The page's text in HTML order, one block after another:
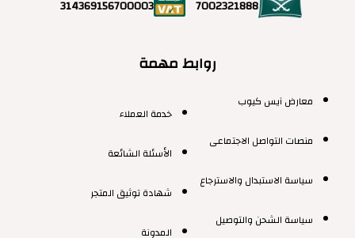
روابط مهمة
معارض آيس كيوب
منصات التواصل الاجتماعى
سياسة الاستبدال والاسترجاع
سياسة الشحن والتوصيل
خدمة العملاء
الأسئلة الشائعة
شهادة توثيق المتجر
المدونة
7002321888
314369156700003